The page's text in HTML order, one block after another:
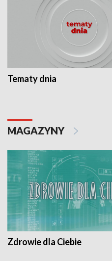
Tematy dnia
MAGAZYNY
Zdrowie dla Ciebie